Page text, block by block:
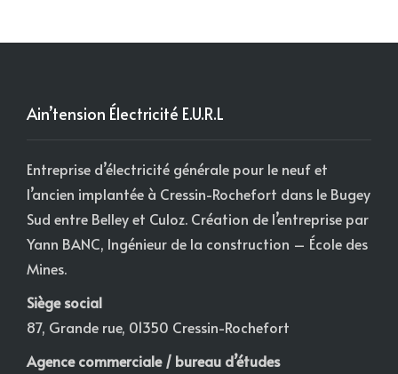
Ain’tension Électricité E.U.R.L
Entreprise d’électricité générale pour le neuf et
l’ancien implantée à Cressin-Rochefort dans le Bugey
Sud entre Belley et Culoz. Création de l’entreprise par
Yann BANC, Ingénieur de la construction – École des
Mines.
Siège social
87, Grande rue, 01350 Cressin-Rochefort
Agence commerciale / bureau d’études